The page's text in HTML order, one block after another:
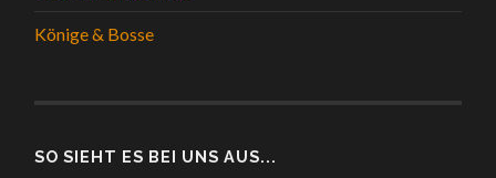
Könige & Bosse
SO SIEHT ES BEI UNS AUS...